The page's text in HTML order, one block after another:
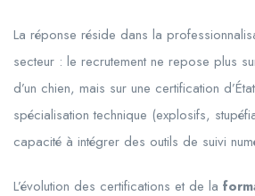
La réponse réside dans la
secteur : le recrutement ne repose plus
d’un chien, mais sur une certification
spécialisation technique (explosifs,
capacité à intégrer des outils de suivi
L’évolution des certifications et de la